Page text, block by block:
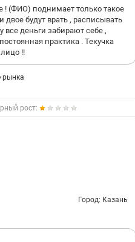
! (ФИО) поднимает только такое
будут врать , расписывать
все деньги забирают себе ,
практика . Текучка
!!
рынка
рост:
Город: Казань